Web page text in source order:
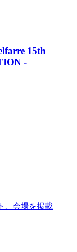
15th
-
、会場を掲載